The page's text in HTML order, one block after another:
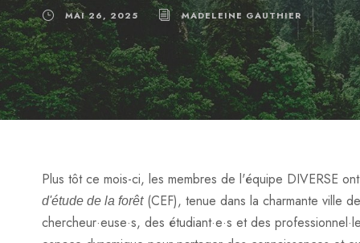
MAI 26, 2025 MADELEINE GAUTHIER
Plus tôt ce mois-ci, les membres de l'équipe DIVERSE
d'étude de la forêt(CEF), tenue dans la charmante ville
chercheur·euse·s, des étudiant·e·s et des